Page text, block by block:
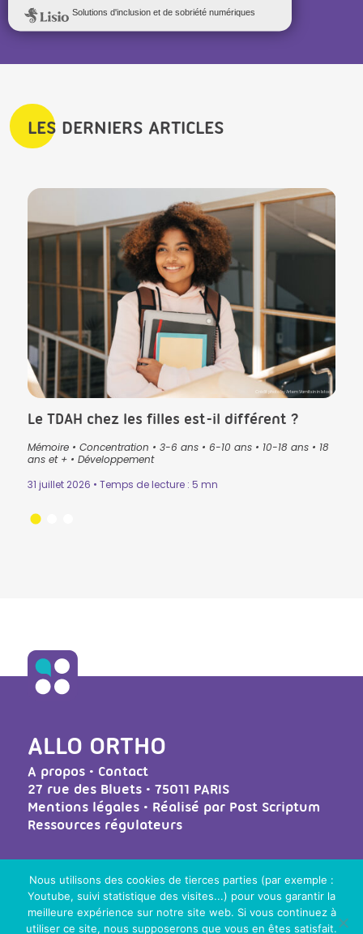
CONTINUER
LES DERNIERS ARTICLES
Crédit photo by Artem Varnitsin in Istock
Le TDAH chez les filles est-il différent ?
Mémoire• Concentration • 3-6 ans• 6-10 ans• 10-18 ans• 18
ans et +• Développement
31 juillet 2026 • Temps de lecture : 5 mn
ALLO ORTHO
A propos• Contact
27 rue des Bluets • 75011 PARIS
Mentions légales• Réalisé par Post Scriptum
Ressources régulateurs
Téléchargez le kit de communication
Nous utilisons des cookies de tierces parties (par exemple :
Youtube, suivi statistique des visites...) pour vous garantir la
meilleure expérience sur notre site web. Si vous continuez à
utiliser ce site, nous supposerons que vous en êtes satisfait.